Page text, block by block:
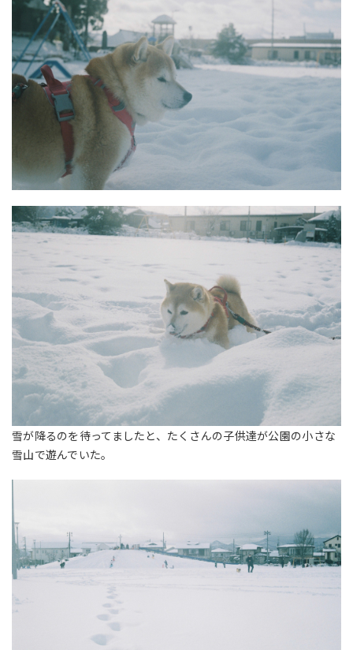
雪が降るのを待ってましたと、たくさんの子供達が公園の小さな
雪山で遊んでいた。